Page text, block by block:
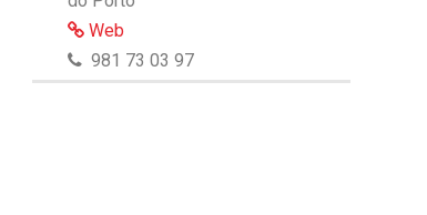
Web
981 73 03 97